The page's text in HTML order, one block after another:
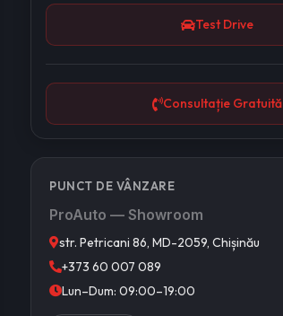
Test Drive
Consultație Gratuită
PUNCT DE VÂNZARE
ProAuto — Showroom
str. Petricani 86, MD-2059, Chișinău
+373 60 007 089
Lun–Dum: 09:00–19:00